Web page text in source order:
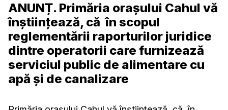
ANUNȚ. Primăria orașului Cahul vă
înștiințează, că în scopul
reglementării raporturilor juridice
dintre operatorii care furnizează
serviciul public de alimentare cu
apă și de canalizare